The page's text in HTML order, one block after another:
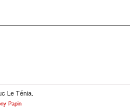
Le Ténia.
Papin